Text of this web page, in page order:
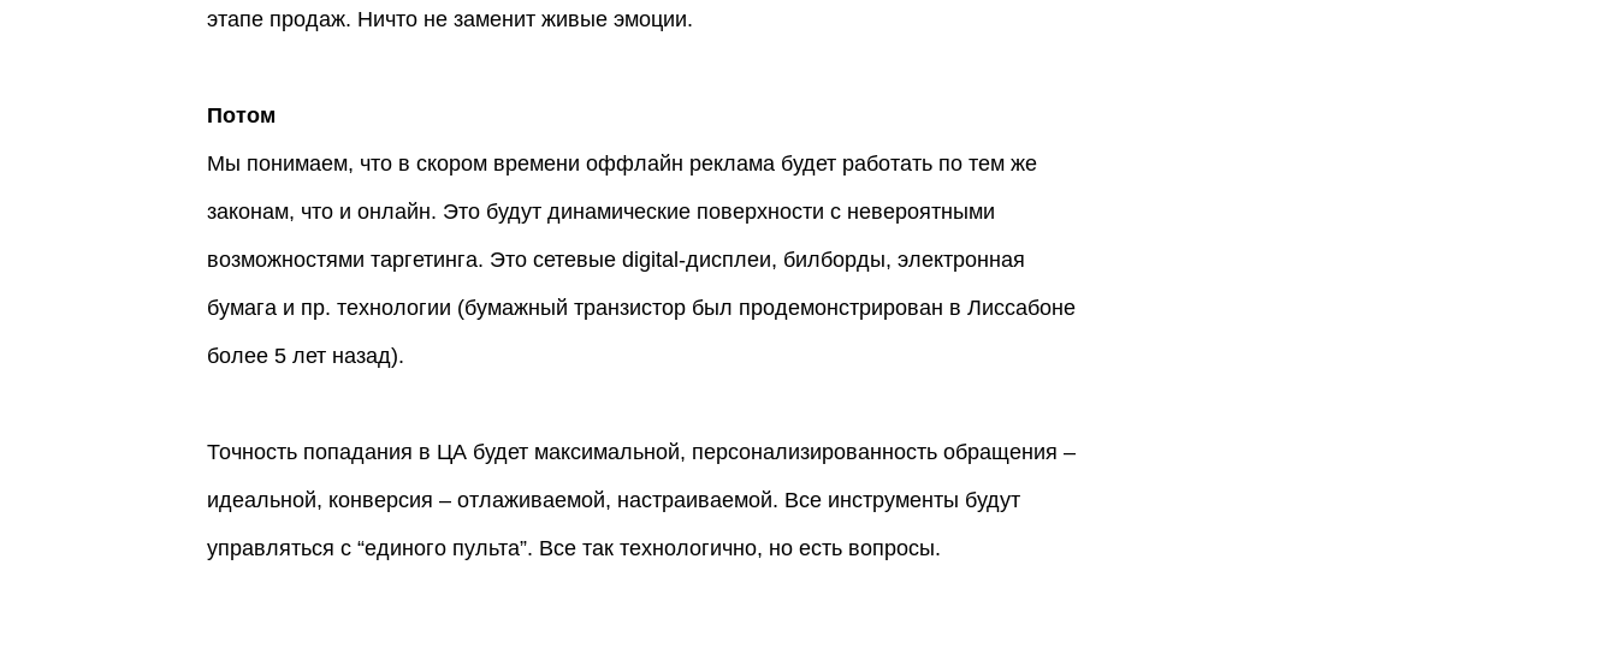
этапе продаж. Ничто не заменит живые эмоции.
Потом
Мы понимаем, что в скором времени оффлайн реклама будет работать по тем же
законам, что и онлайн. Это будут динамические поверхности с невероятными
возможностями таргетинга. Это сетевые digital-дисплеи, билборды, электронная
бумага и пр. технологии (бумажный транзистор был продемонстрирован в Лиссабоне
более 5 лет назад).
Точность попадания в ЦА будет максимальной, персонализированность обращения –
идеальной, конверсия – отлаживаемой, настраиваемой. Все инструменты будут
управляться с “единого пульта”. Все так технологично, но есть вопросы.